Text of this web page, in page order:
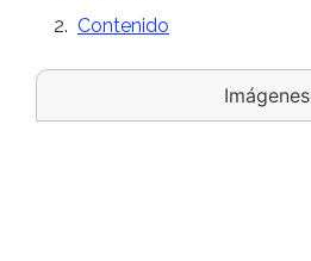
Imágenes
Contenido